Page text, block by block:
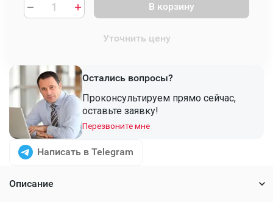
В корзину
Уточнить цену
Остались вопросы?
Проконсультируем прямо сейчас,
оставьте заявку!
Перезвоните мне
Написать в Telegram
Описание